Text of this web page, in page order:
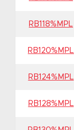
RB118%MPL
RB120%MPL
RB124%MPL
RB128%MPL